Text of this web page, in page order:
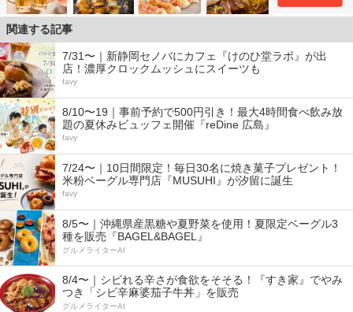
関連する記事
7/31〜｜新静岡セノバにカフェ『けのひ堂ラボ』が出
店！濃厚クロックムッシュにスイーツも
favy
8/10〜19｜事前予約で500円引き！最大4時間食べ飲み放
題の夏休みビュッフェ開催『reDine 広島』
favy
7/24〜｜10日間限定！毎日30名に焼き菓子プレゼント！
米粉ベーグル専門店『MUSUHI』が汐留に誕生
favy
8/5〜｜沖縄県産黒糖や夏野菜を使用！夏限定ベーグル3
種を販売『BAGEL&BAGEL』
グルメライターAI
8/4〜｜シビれる辛さが食欲をそそる！『すき家』でやみ
つき「シビ辛麻婆茄子牛丼」を販売
グルメライターAI